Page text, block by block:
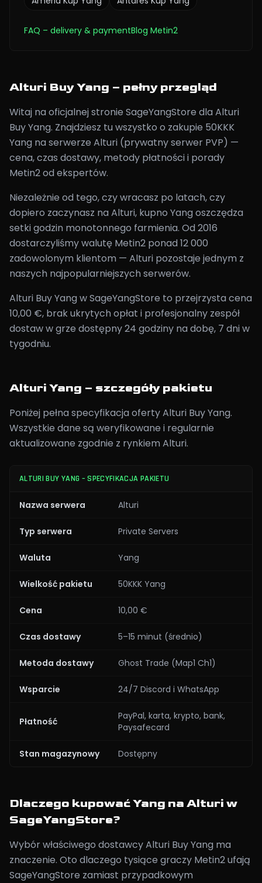
FAQ – delivery & paymentBlog Metin2
Alturi Buy Yang – pełny przegląd
Witaj na oficjalnej stronie SageYangStore dla Alturi
Buy Yang. Znajdziesz tu wszystko o zakupie 50KKK
Yang na serwerze Alturi (prywatny serwer PVP) —
cena, czas dostawy, metody płatności i porady
Metin2 od ekspertów.
Niezależnie od tego, czy wracasz po latach, czy
dopiero zaczynasz na Alturi, kupno Yang oszczędza
setki godzin monotonnego farmienia. Od 2016
dostarczyliśmy walutę Metin2 ponad 12 000
zadowolonym klientom — Alturi pozostaje jednym z
naszych najpopularniejszych serwerów.
Alturi Buy Yang w SageYangStore to przejrzysta cena
10,00 €, brak ukrytych opłat i profesjonalny zespół
dostaw w grze dostępny 24 godziny na dobę, 7 dni w
tygodniu.
Alturi Yang – szczegóły pakietu
Poniżej pełna specyfikacja oferty Alturi Buy Yang.
Wszystkie dane są weryfikowane i regularnie
aktualizowane zgodnie z rynkiem Alturi.
ALTURI BUY YANG – SPECYFIKACJA PAKIETU
Nazwa serwera Alturi
Typ serwera Private Servers
Waluta Yang
Wielkość pakietu 50KKK Yang
Cena 10,00 €
Czas dostawy 5–15 minut (średnio)
Metoda dostawy Ghost Trade (Map1 Ch1)
Wsparcie 24/7 Discord i WhatsApp
Płatność
PayPal, karta, krypto, bank,
Paysafecard
Stan magazynowy Dostępny
Dlaczego kupować Yang na Alturi w
SageYangStore?
Wybór właściwego dostawcy Alturi Buy Yang ma
znaczenie. Oto dlaczego tysiące graczy Metin2 ufają
SageYangStore zamiast przypadkowym